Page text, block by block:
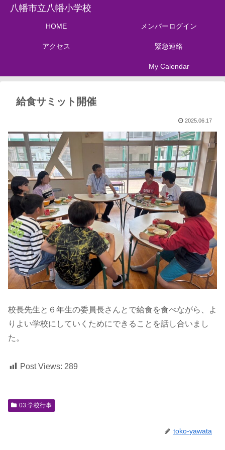
八幡市立八幡小学校
HOME メンバーログイン
アクセス 緊急連絡
My Calendar
給食サミット開催
2025.06.17
校長先生と６年生の委員長さんとで給食を食べながら、よ
りよい学校にしていくためにできることを話し合いまし
た。
Post Views: 289
03.学校行事
toko-yawata